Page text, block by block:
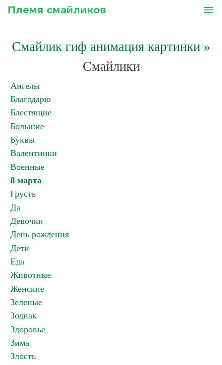
Племя смайликов menu
Смайлик гиф анимация картинки»
Смайлики
Ангелы
Благодарю
Блестящие
Большие
Буквы
Валентинки
Военные
8 марта
Грусть
Да
Девочки
День рождения
Дети
Еда
Животные
Женские
Зеленые
Зодиак
Здоровье
Зима
Злость